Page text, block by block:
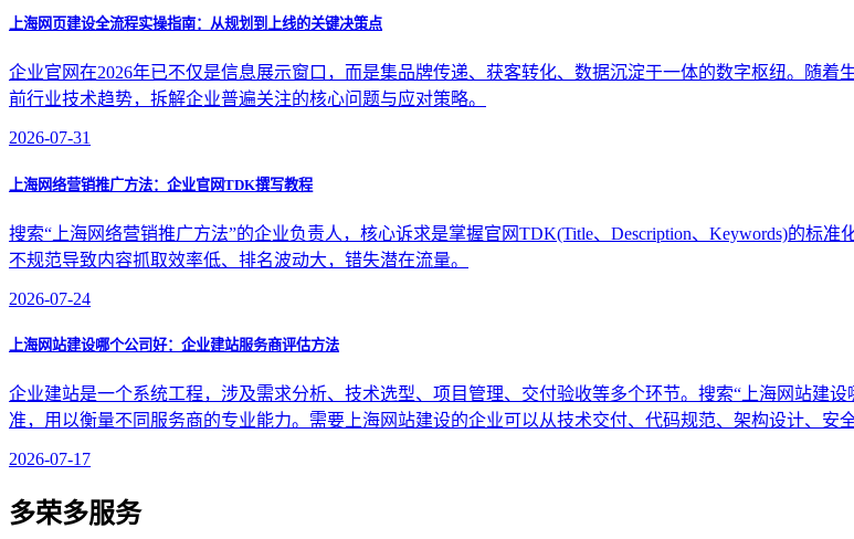
上海网页建设全流程实操指南：从规划到上线的关键决策点
企业官网在2026年已不仅是信息展示窗口，而是集品牌传递、获客转化、数据沉淀于一体的数字枢纽。随
前行业技术趋势，拆解企业普遍关注的核心问题与应对策略。
2026-07-31
上海网络营销推广方法：企业官网TDK撰写教程
搜索“上海网络营销推广方法”的企业负责人，核心诉求是掌握官网TDK(Title、Description、Keywords)的标
不规范导致内容抓取效率低、排名波动大，错失潜在流量。
2026-07-24
上海网站建设哪个公司好：企业建站服务商评估方法
企业建站是一个系统工程，涉及需求分析、技术选型、项目管理、交付验收等多个环节。搜索“上海网站建
准，用以衡量不同服务商的专业能力。需要上海网站建设的企业可以从技术交付、代码规范、架构设计、安
2026-07-17
多荣多服务